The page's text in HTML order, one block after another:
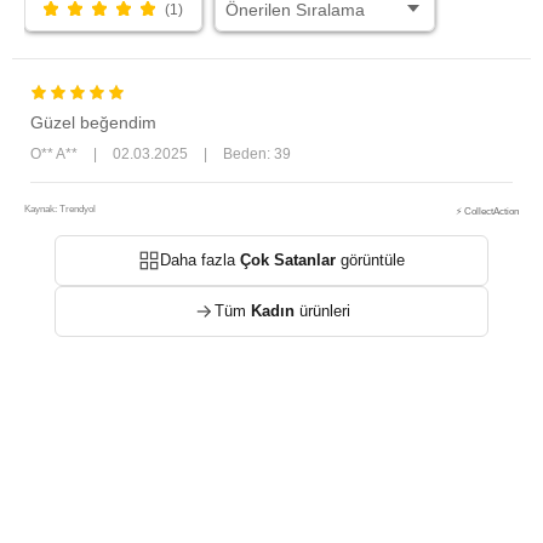
(1)
Güzel beğendim
O** A** 02.03.2025 Beden: 39
Kaynak: Trendyol ⚡ CollectAction
Daha fazla Çok Satanlargörüntüle
Tüm Kadınürünleri